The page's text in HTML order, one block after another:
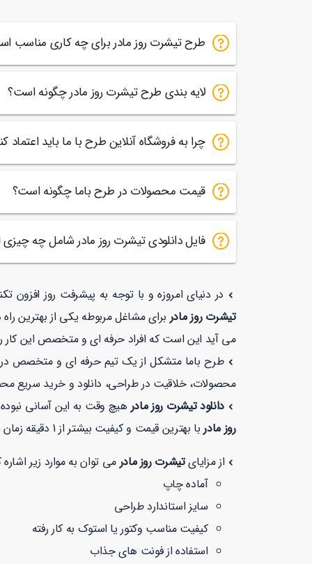
طرح تیشرت روز مادر برای چه کاری مناسب
لایه بندی طرح تیشرت روز مادر چگونه است؟
چرا به فروشگاه آنلاین طرح با ما باید اعتماد
قیمت محصولات در طرح باما چگونه است؟
فایل دانلودی تیشرت روز مادر شامل چه
در دنیای امروزه و با توجه به پیشرفت روز
تیشرت روز مادربرای مشاغل مربوطه یکی از بهترین
می آید این است که افراد حرفه ای و متخصص این کار
طرح باما متشکل از یک تیم حرفه ای و متخصص در
محصولات، خلاقیت در طراحی، دانلود و خرید سریع
دانلود تیشرت روز مادر هیچ وقت به این آسانی
روز مادربا بهترین قیمت و کیفیت بیشتر از 1 دقیقه زمان نمی برد. همچنین شما می توانید در طرح با ما با خیالی راحت با توجه به نماد
از مزایایتیشرت روز مادرمی توان به موارد زیر اشاره
آماده چاپ
سایز استاندارد طراحی
کیفیت مناسب وکتور یا استوک به کار رفته
استفاده از فونت های جذاب